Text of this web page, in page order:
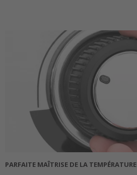
PARFAITE MAÎTRISE DE LA TEMPÉRATURE